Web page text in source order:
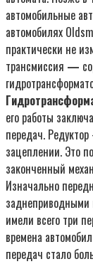
автомобильные
автомобилях
практически не
трансмиссия —
его работы
передач.
зацеплении. Это
законченный
Изначально
заднеприводными
имели всего три
времена
передач стало